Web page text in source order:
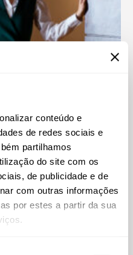
conteúdo e
de redes sociais e
partilhamos
do site com os
de publicidade e de
com outras informações
por estes a partir da sua
transparência salarial
empregadores